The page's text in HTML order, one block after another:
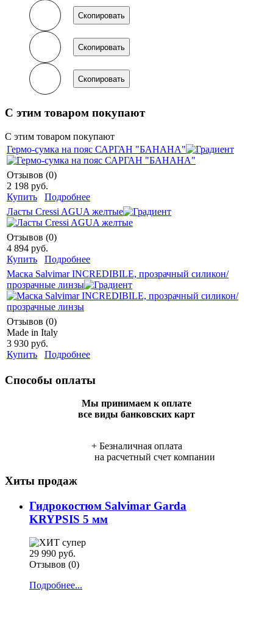
Скопировать
Скопировать
Скопировать
С этим товаром покупают
С этим товаром покупают
Гермо-сумка на пояс САРГАН "БАНАНА"
Отзывов (0)
2 198 руб.
Купить
Подробнее
Ласты Cressi AGUA желтые
Отзывов (0)
4 894 руб.
Купить
Подробнее
Маска Salvimar INCREDIBILE, прозрачный силикон/
прозрачные линзы
Отзывов (0)
Made in Italy
3 930 руб.
Купить
Подробнее
Способы оплаты
Мы принимаем к оплате
все виды банковских карт
+ Безналичная оплата
на расчетный счет компании
Хиты продаж
Гидрокостюм Salvimar Garda
KRYPSIS 5 мм
29 990 руб.
Отзывов (0)
Подробнее...